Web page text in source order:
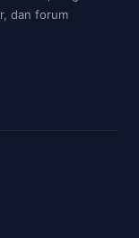
dan forum